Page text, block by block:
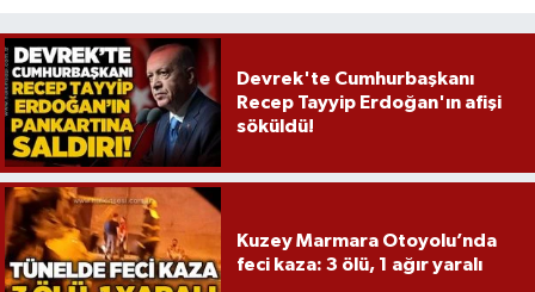
Devrek'te Cumhurbaşkanı
Recep Tayyip Erdoğan'ın afişi
söküldü!
Kuzey Marmara Otoyolu’nda
feci kaza: 3 ölü, 1 ağır yaralı